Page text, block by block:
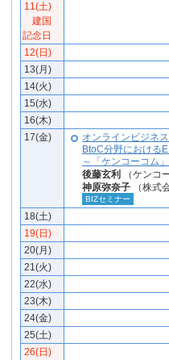
11(土)
建国
記念日
12(日)
13(月)
14(火)
15(水)
16(木)
17(金)
オンラインビジネ
BtoC分野における
～「ケンコーコム
後藤玄利 （ケンコ
神原弥奈子 （株式
BIZセミナー
18(土)
19(日)
20(月)
21(火)
22(水)
23(木)
24(金)
25(土)
26(日)